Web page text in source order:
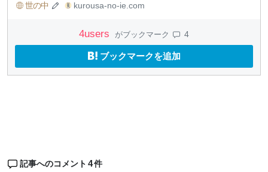
世の中 kurousa-no-ie.com
4users がブックマーク 4
ブックマークを追加
記事へのコメント 4件